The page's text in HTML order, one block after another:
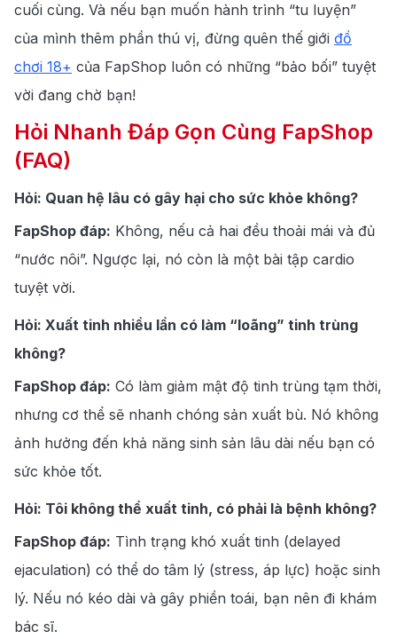
cuối cùng. Và nếu bạn muốn hành trình “tu luyện”
của mình thêm phần thú vị, đừng quên thế giới đồ
chơi 18+ của FapShop luôn có những “bảo bối” tuyệt
vời đang chờ bạn!
Hỏi Nhanh Đáp Gọn Cùng FapShop
(FAQ)
Hỏi: Quan hệ lâu có gây hại cho sức khỏe không?
FapShop đáp: Không, nếu cả hai đều thoải mái và đủ
“nước nôi”. Ngược lại, nó còn là một bài tập cardio
tuyệt vời.
Hỏi: Xuất tinh nhiều lần có làm “loãng” tinh trùng
không?
FapShop đáp: Có làm giảm mật độ tinh trùng tạm thời,
nhưng cơ thể sẽ nhanh chóng sản xuất bù. Nó không
ảnh hưởng đến khả năng sinh sản lâu dài nếu bạn có
sức khỏe tốt.
Hỏi: Tôi không thể xuất tinh, có phải là bệnh không?
FapShop đáp: Tình trạng khó xuất tinh (delayed
ejaculation) có thể do tâm lý (stress, áp lực) hoặc sinh
lý. Nếu nó kéo dài và gây phiền toái, bạn nên đi khám
bác sĩ.